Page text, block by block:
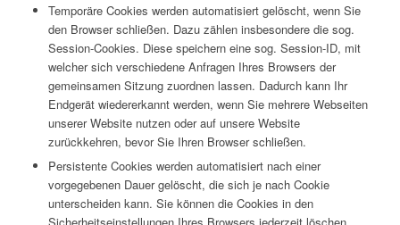
Temporäre Cookies werden automatisiert gelöscht, wenn Sie
den Browser schließen. Dazu zählen insbesondere die sog.
Session-Cookies. Diese speichern eine sog. Session-ID, mit
welcher sich verschiedene Anfragen Ihres Browsers der
gemeinsamen Sitzung zuordnen lassen. Dadurch kann Ihr
Endgerät wiedererkannt werden, wenn Sie mehrere Webseiten
unserer Website nutzen oder auf unsere Website
zurückkehren, bevor Sie Ihren Browser schließen.
Persistente Cookies werden automatisiert nach einer
vorgegebenen Dauer gelöscht, die sich je nach Cookie
unterscheiden kann. Sie können die Cookies in den